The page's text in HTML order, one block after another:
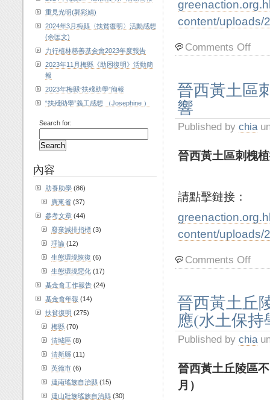
content/uploads/
Comments Off
晉西黃土區
響
Published by chia
晉西黃土區刺槐
請點擊鏈接：
content/uploads/
Comments Off
晉西黃土丘
應(水土保持
Published by chia
晉西黃土丘陵區
月）
重見光明(郭彩娟)
2024年3月梅縣〈扶貧復明〉活動感想
(余匡文)
力行植林慈善基金會2023年度報告
2023年11月梅縣《助困復明》活動簡
報
2023年梅縣“扶殘助學”簡報
“扶殘助學”義工感想 （Josephine ）
Search for:
內容
助養助學 (86)
廣東省 (37)
參考文章 (44)
廢棄減排指標 (3)
理論 (12)
生態環境恢復 (6)
生態環境惡化 (17)
基金會工作報告 (24)
基金會年報 (14)
扶貧復明 (275)
梅縣 (70)
清城區 (8)
清新縣 (11)
英德市 (6)
連南瑤族自治縣 (15)
連山壯族瑤族自治縣 (30)